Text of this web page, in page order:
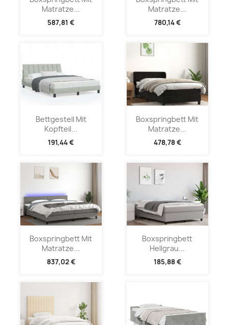
Matratze...
587,81 €
Matratze...
780,14 €
Bettgestell Mit
Kopfteil...
191,44 €
Boxspringbett Mit
Matratze...
478,78 €
Boxspringbett Mit
Matratze...
837,02 €
Boxspringbett
Hellgrau...
185,88 €